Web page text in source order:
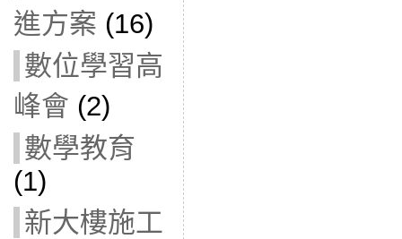
進方案 (16)
數位學習高
峰會 (2)
數學教育
(1)
新大樓施工